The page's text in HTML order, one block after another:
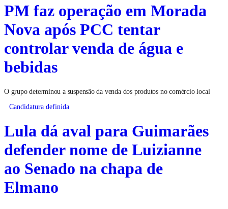
PM faz operação em Morada
Nova após PCC tentar
controlar venda de água e
bebidas
O grupo determinou a suspensão da venda dos produtos no comércio local
Candidatura definida
Lula dá aval para Guimarães
defender nome de Luizianne
ao Senado na chapa de
Elmano